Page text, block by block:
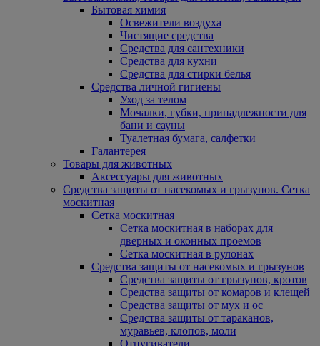
Бытовая химия
Освежители воздуха
Чистящие средства
Средства для сантехники
Средства для кухни
Средства для стирки белья
Средства личной гигиены
Уход за телом
Мочалки, губки, принадлежности для
бани и сауны
Туалетная бумага, салфетки
Галантерея
Товары для животных
Аксессуары для животных
Средства защиты от насекомых и грызунов. Сетка
москитная
Сетка москитная
Сетка москитная в наборах для
дверных и оконных проемов
Сетка москитная в рулонах
Средства защиты от насекомых и грызунов
Средства защиты от грызунов, кротов
Средства защиты от комаров и клещей
Средства защиты от мух и ос
Средства защиты от тараканов,
муравьев, клопов, моли
Отпугиватели